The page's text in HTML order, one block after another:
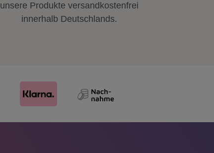
unsere Produkte versandkostenfrei
innerhalb Deutschlands.